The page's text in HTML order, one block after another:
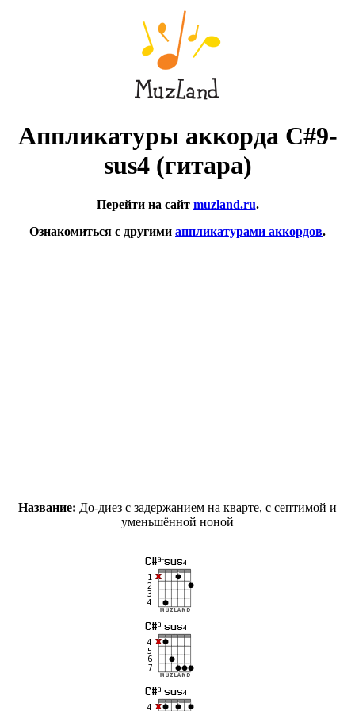
Аппликатуры аккорда C#9-
sus4 (гитара)
Перейти на сайт muzland.ru.
Ознакомиться с другими аппликатурами аккордов.
Название: До-диез с задержанием на кварте, с септимой и
уменьшённой ноной